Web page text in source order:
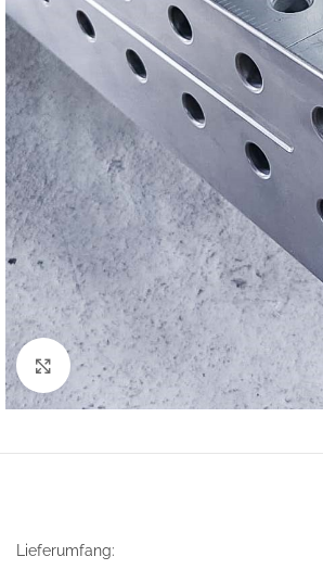
Klick zum Vergrößern
Lieferumfang: